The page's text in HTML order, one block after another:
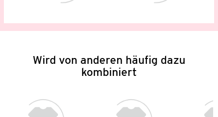
Wird von anderen häufig dazu
kombiniert